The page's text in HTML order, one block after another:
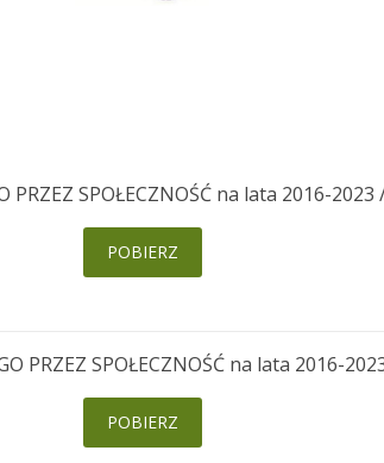
PRZEZ SPOŁECZNOŚĆ na lata 2016-
POBIERZ
PRZEZ SPOŁECZNOŚĆ na lata 2016-
POBIERZ